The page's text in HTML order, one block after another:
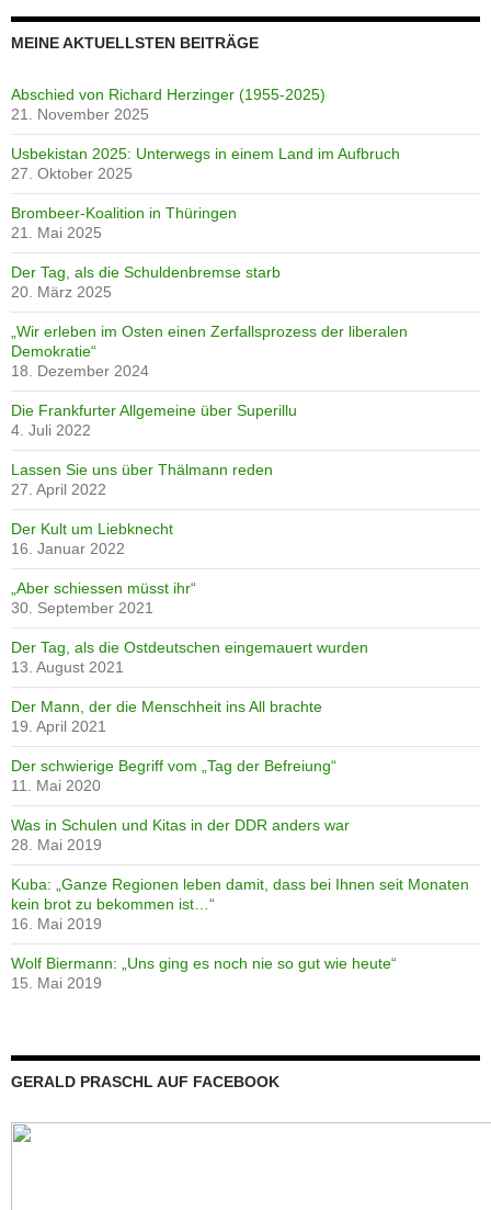
MEINE AKTUELLSTEN BEITRÄGE
Abschied von Richard Herzinger (1955-2025)
21. November 2025
Usbekistan 2025: Unterwegs in einem Land im Aufbruch
27. Oktober 2025
Brombeer-Koalition in Thüringen
21. Mai 2025
Der Tag, als die Schuldenbremse starb
20. März 2025
„Wir erleben im Osten einen Zerfallsprozess der liberalen
Demokratie“
18. Dezember 2024
Die Frankfurter Allgemeine über Superillu
4. Juli 2022
Lassen Sie uns über Thälmann reden
27. April 2022
Der Kult um Liebknecht
16. Januar 2022
„Aber schiessen müsst ihr“
30. September 2021
Der Tag, als die Ostdeutschen eingemauert wurden
13. August 2021
Der Mann, der die Menschheit ins All brachte
19. April 2021
Der schwierige Begriff vom „Tag der Befreiung“
11. Mai 2020
Was in Schulen und Kitas in der DDR anders war
28. Mai 2019
Kuba: „Ganze Regionen leben damit, dass bei Ihnen seit Monaten
kein brot zu bekommen ist…“
16. Mai 2019
Wolf Biermann: „Uns ging es noch nie so gut wie heute“
15. Mai 2019
GERALD PRASCHL AUF FACEBOOK